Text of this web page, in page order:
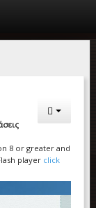
8 or greater and
player click